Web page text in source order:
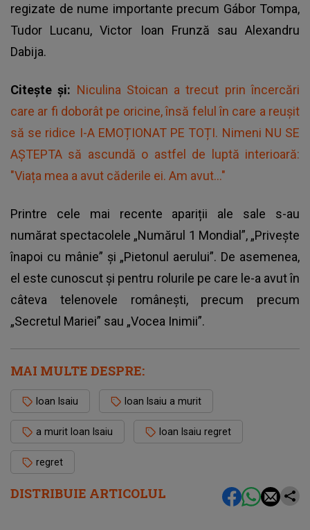
DISTRIBUIE ARTICOLUL
regizate de nume importante precum Gábor Tompa,
Tudor Lucanu, Victor Ioan Frunză sau Alexandru
Dabija.
Citește și: Niculina Stoican a trecut prin încercări
care ar fi doborât pe oricine, însă felul în care a reușit
să se ridice I-A EMOȚIONAT PE TOȚI. Nimeni NU SE
AȘTEPTA să ascundă o astfel de luptă interioară:
"Viața mea a avut căderile ei. Am avut..."
Printre cele mai recente apariții ale sale s-au
numărat spectacolele „Numărul 1 Mondial”, „Privește
înapoi cu mânie” și „Pietonul aerului”. De asemenea,
el este cunoscut și pentru rolurile pe care le-a avut în
câteva telenovele românești, precum precum
„Secretul Mariei” sau „Vocea Inimii”.
MAI MULTE DESPRE:
Ioan Isaiu Ioan Isaiu a murit
a murit Ioan Isaiu Ioan Isaiu regret
regret